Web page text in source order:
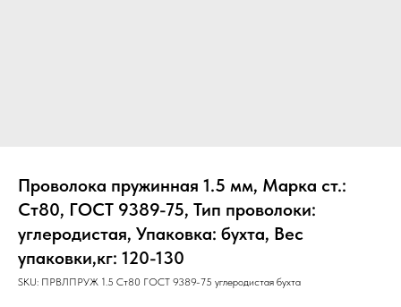
Проволока пружинная 1.5 мм, Марка ст.:
Ст80, ГОСТ 9389-75, Тип проволоки:
углеродистая, Упаковка: бухта, Вес
упаковки,кг: 120-130
SKU: ПРВЛПРУЖ 1.5 Ст80 ГОСТ 9389-75 углеродистая бухта